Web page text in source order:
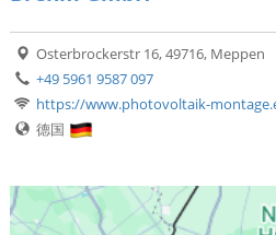
Osterbrockerstr 16, 49716, Meppen
+49 5961 9587 097
https://www.photovoltaik-
德国